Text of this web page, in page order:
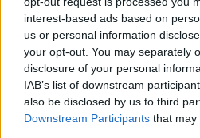
interest-based ads based on
us or personal information
your opt-out. You may separately
disclosure of your personal
IAB’s list of downstream
also be disclosed by us to third
Downstream Participants that may
Klementa 869, Mladá Boleslav II)
06.08.2026 -Bosch Powertrain
Kč • náborový bonus 50.000 Kč •
Jihlava)
06.08.2026 -
Bosch Powertrain
týdenní zálohy na mzdu 2.000 Kč
... další nabídky zaměstnání